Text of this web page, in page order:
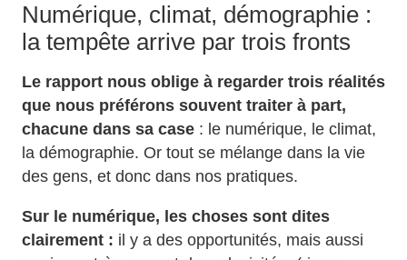
Numérique, climat, démographie :
la tempête arrive par trois fronts
Le rapport nous oblige à regarder trois réalités
que nous préférons souvent traiter à part,
chacune dans sa case : le numérique, le climat,
la démographie. Or tout se mélange dans la vie
des gens, et donc dans nos pratiques.
Sur le numérique, les choses sont dites
clairement : il y a des opportunités, mais aussi